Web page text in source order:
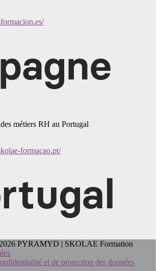
métiers RH au Portugal
formacao.pt/
PYRAMYD | SKOLAE Formation
et de protection des données